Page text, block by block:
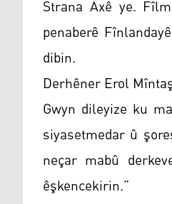
Strana Axê ye.
penaberê
dibin.
Derhêner Erol
Gwyn dileyize ku
siyasetmedar û
neçar mabû
êşkencekirin.”